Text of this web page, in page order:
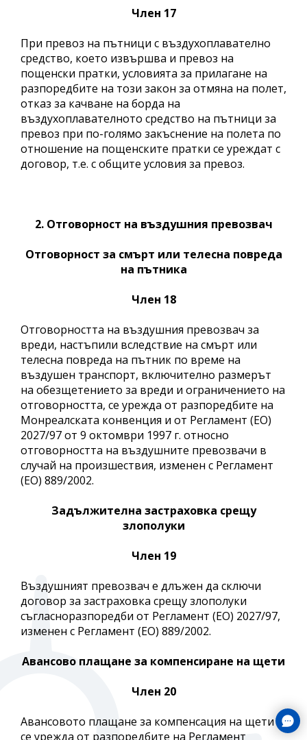
Член 17
При превоз на пътници с въздухоплавателно
средство, което извършва и превоз на
пощенски пратки, условията за прилагане на
разпоредбите на този закон за отмяна на полет,
отказ за качване на борда на
въздухоплавателното средство на пътници за
превоз при по-голямо закъснение на полета по
отношение на пощенските пратки се уреждат с
договор, т.е. с общите условия за превоз.
2. Отговорност на въздушния превозвач
Отговорност за смърт или телесна повреда
на пътника
Член 18
Отговорността на въздушния превозвач за
вреди, настъпили вследствие на смърт или
телесна повреда на пътник по време на
въздушен транспорт, включително размерът
на обезщетението за вреди и ограничението на
отговорността, се урежда от разпоредбите на
Монреалската конвенция и от Регламент (ЕО)
2027/97 от 9 октомври 1997 г. относно
отговорността на въздушните превозвачи в
случай на произшествия, изменен с Регламент
(ЕО) 889/2002.
Задължителна застраховка срещу
злополуки
Член 19
Въздушният превозвач е длъжен да сключи
договор за застраховка срещу злополуки
съгласноразпоредби от Регламент (ЕО) 2027/97,
изменен с Регламент (ЕО) 889/2002.
Авансово плащане за компенсиране на щети
Член 20
Авансовото плащане за компенсация на щети
се урежда от разпоредбите на Регламент